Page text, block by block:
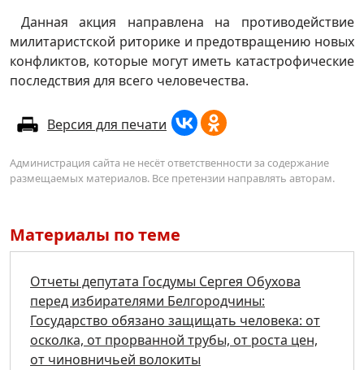
Данная акция направлена на противодействие
милитаристской риторике и предотвращению новых
конфликтов, которые могут иметь катастрофические
последствия для всего человечества.
Версия для печати
Администрация сайта не несёт ответственности за содержание
размещаемых материалов. Все претензии направлять авторам.
Материалы по теме
Отчеты депутата Госдумы Сергея Обухова
перед избирателями Белгородчины:
Государство обязано защищать человека: от
осколка, от прорванной трубы, от роста цен,
от чиновничьей волокиты